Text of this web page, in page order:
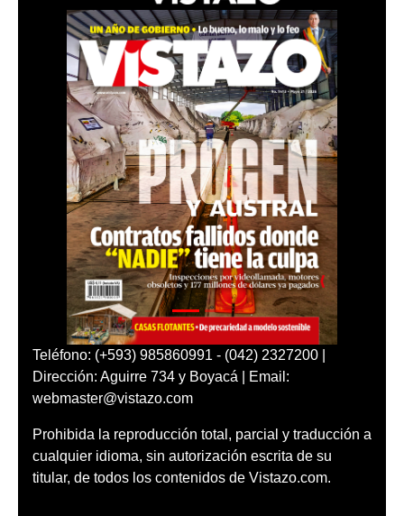
Teléfono: (+593) 985860991 - (042) 2327200 |
Dirección: Aguirre 734 y Boyacá | Email:
webmaster@vistazo.com
Prohibida la reproducción total, parcial y traducción a
cualquier idioma, sin autorización escrita de su
titular, de todos los contenidos de Vistazo.com.